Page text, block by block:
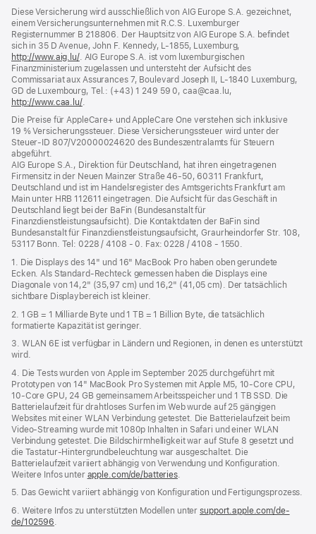
neues
Fenster)
Diese Versicherung wird ausschließlich von AIG Europe S.A. gezeichnet,
einem Versicherungsunternehmen mit R.C.S. Luxemburger
Registernummer B 218806. Der Hauptsitz von AIG Europe S.A. befindet
sich in 35 D Avenue, John F. Kennedy, L‑1855, Luxemburg,
http://www.aig.lu/(Öffnet
ein
neues
Fenster)
. AIG Europe S.A. ist vom luxemburgischen
Finanzministerium zugelassen und untersteht der Aufsicht des
Commissariat aux Assurances 7, Boulevard Joseph II, L‑1840 Luxemburg,
GD de Luxembourg, Tel.: (+43) 1 249 59 0, caa@caa.lu,
http://www.caa.lu/(Öffnet
ein
neues
Fenster)
.
Die Preise für AppleCare+ und AppleCare One verstehen sich inklusive
19 % Versicherungssteuer. Diese Versicherungssteuer wird unter der
Steuer‑ID 807/V20000024620 des Bundeszentralamts für Steuern
abgeführt.
AIG Europe S.A., Direktion für Deutschland, hat ihren eingetragenen
Firmensitz in der Neuen Mainzer Straße 46‑50, 60311 Frankfurt,
Deutschland und ist im Handelsregister des Amtsgerichts Frankfurt am
Main unter HRB 112611 eingetragen. Die Aufsicht für das Geschäft in
Deutschland liegt bei der BaFin (Bundesanstalt für
Finanzdienstleistungsaufsicht). Die Kontaktdaten der BaFin sind
Bundesanstalt für Finanzdienstleistungsaufsicht, Graurheindorfer Str. 108,
53117 Bonn. Tel: 0228 / 4108 - 0. Fax: 0228 / 4108 - 1550.
1. Die Displays des 14" und 16" MacBook Pro haben oben gerundete
Ecken. Als Standard-Rechteck gemessen haben die Displays eine
Diagonale von 14,2" (35,97 cm) und 16,2" (41,05 cm). Der tatsächlich
sichtbare Displaybereich ist kleiner.
2. 1 GB = 1 Milliarde Byte und 1 TB = 1 Billion Byte, die tatsächlich
formatierte Kapazität ist geringer.
3. WLAN 6E ist verfügbar in Ländern und Regionen, in denen es unterstützt
wird.
4. Die Tests wurden von Apple im September 2025 durchgeführt mit
Prototypen von 14" MacBook Pro Systemen mit Apple M5, 10‑Core CPU,
10‑Core GPU, 24 GB gemeinsamem Arbeitsspeicher und 1 TB SSD. Die
Batterielaufzeit für drahtloses Surfen im Web wurde auf 25 gängigen
Websites mit einer WLAN Verbindung getestet. Die Batterielaufzeit beim
Video-Streaming wurde mit 1080p Inhalten in Safari und einer WLAN
Verbindung getestet. Die Bildschirm­helligkeit war auf Stufe 8 gesetzt und
die Tastatur-Hintergrund­beleuchtung war ausgeschaltet. Die
Batterielaufzeit variiert abhängig von Verwendung und Konfiguration.
Weitere Infos unter apple.com/de/batteries.
5. Das Gewicht variiert abhängig von Konfiguration und Fertigungsprozess.
6. Weitere Infos zu unterstützten Modellen untersupport.apple.com/de-
de/102596.